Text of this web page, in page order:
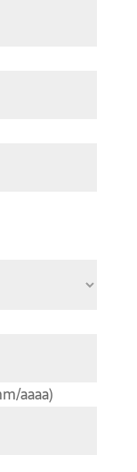
aaaa)